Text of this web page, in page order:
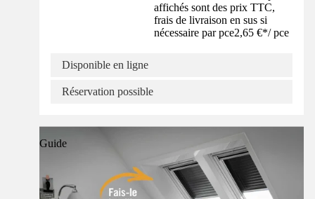
affichés sont des prix TTC,
frais de livraison en sus si
nécessaire par pce2,65 €*/ pce
Disponible en ligne
Réservation possible
Guide